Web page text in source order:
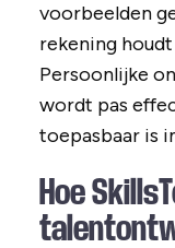
voorbeelden
rekening
Persoonlijke
wordt pas
toepasbaar is
Hoe